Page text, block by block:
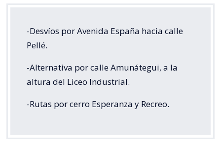
-Desvíos por Avenida España hacia calle
Pellé.
-Alternativa por calle Amunátegui, a la
altura del Liceo Industrial.
-Rutas por cerro Esperanza y Recreo.